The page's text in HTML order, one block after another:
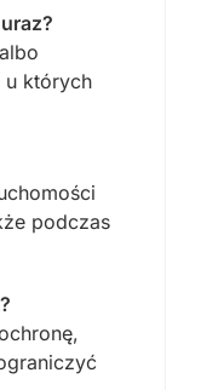
u których
podczas